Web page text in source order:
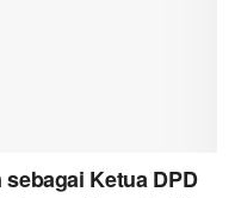
Ketua DPD